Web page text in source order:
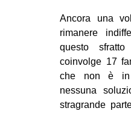
Ancora una
rimanere
questo
coinvolge 17
che non è in
nessuna
stragrande